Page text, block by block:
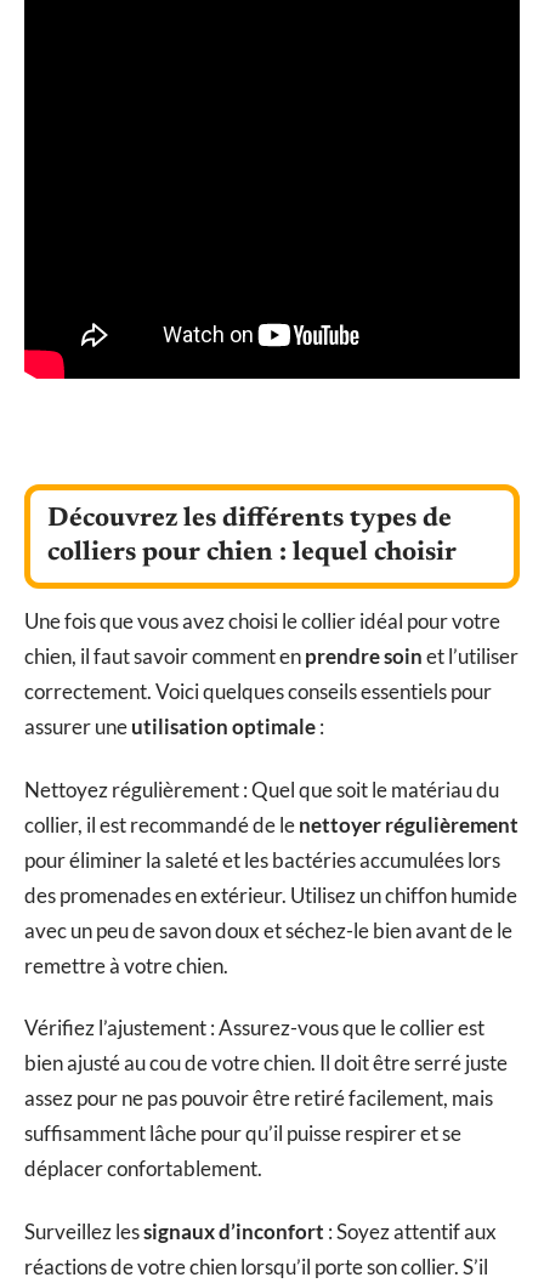
Découvrez les différents types de
colliers pour chien : lequel choisir
Une fois que vous avez choisi le collier idéal pour votre
chien, il faut savoir comment enprendre soinet l’utiliser
correctement. Voici quelques conseils essentiels pour
assurer uneutilisation optimale:
Nettoyez régulièrement : Quel que soit le matériau du
collier, il est recommandé de lenettoyer régulièrement
pour éliminer la saleté et les bactéries accumulées lors
des promenades en extérieur. Utilisez un chiffon humide
avec un peu de savon doux et séchez-le bien avant de le
remettre à votre chien.
Vérifiez l’ajustement : Assurez-vous que le collier est
bien ajusté au cou de votre chien. Il doit être serré juste
assez pour ne pas pouvoir être retiré facilement, mais
suffisamment lâche pour qu’il puisse respirer et se
déplacer confortablement.
Surveillez lessignaux d’inconfort : Soyez attentif aux
réactions de votre chien lorsqu’il porte son collier. S’il